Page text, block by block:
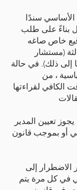
سندًا
بناءً على طلب
خاص صاغه
(مستشار
إلى ذلك). في حالة
، من
الكافي لقراءتها
تعيين المدير
أو بموجب قانون
الاضطرار إلى
في كل مرة يتم